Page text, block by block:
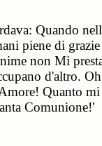
Quando
piene di
non Mi
d'altro.
Quanto
Comunione!'